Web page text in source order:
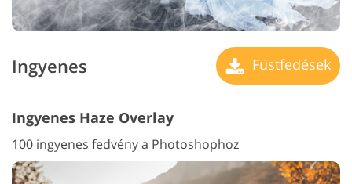
Ingyenes Füstfedések
Ingyenes Haze Overlay
100 ingyenes fedvény a Photoshophoz